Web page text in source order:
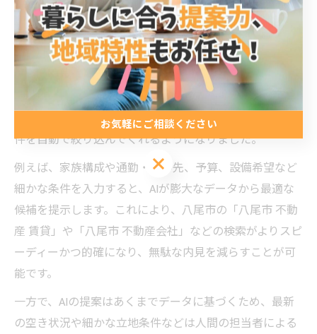
AIによる賃貸・売買の不動産検索が効率化
AI技術の発展により、大阪府八尾市の不動産検索は大き
く効率化されています。従来は膨大な物件情報から自分
に合った賃貸や売買物件を探すのに時間がかかりました
が、AIが希望条件や過去の検索履歴をもとにおすすめ物
件を自動で絞り込んでくれるようになりました。
例えば、家族構成や通勤・通学先、予算、設備希望など
細かな条件を入力すると、AIが膨大なデータから最適な
候補を提示します。これにより、八尾市の「八尾市 不動
産 賃貸」や「八尾市 不動産会社」などの検索がよりスピ
ーディーかつ的確になり、無駄な内見を減らすことが可
能です。
一方で、AIの提案はあくまでデータに基づくため、最新
の空き状況や細かな立地条件などは人間の担当者による
お気軽にご相談ください
お気軽にご相談ください